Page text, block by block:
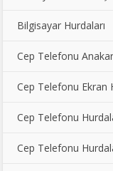
Bilgisayar Hurdaları
Cep Telefonu
Cep Telefonu Ekran
Cep Telefonu
Cep Telefonu